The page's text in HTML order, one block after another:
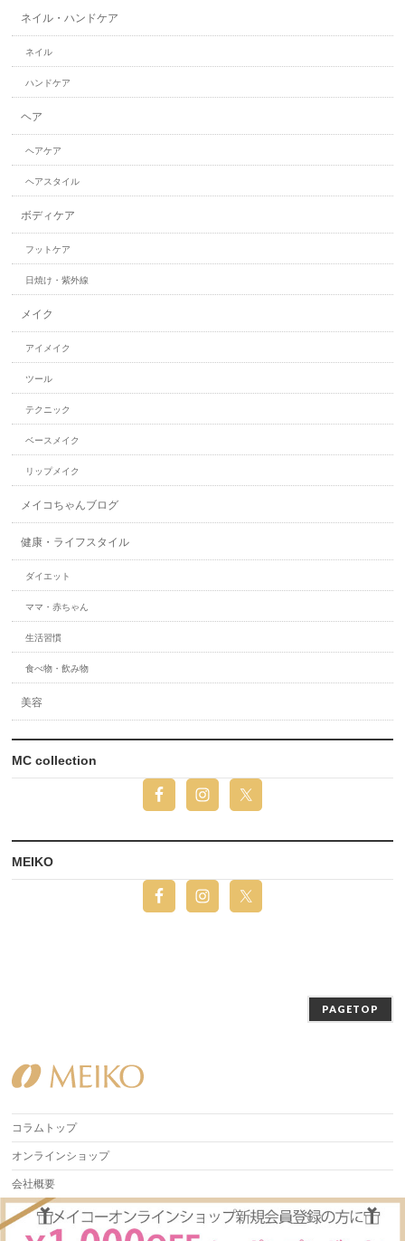
ネイル・ハンドケア
ネイル
ハンドケア
ヘア
ヘアケア
ヘアスタイル
ボディケア
フットケア
日焼け・紫外線
メイク
アイメイク
ツール
テクニック
ベースメイク
リップメイク
メイコちゃんブログ
健康・ライフスタイル
ダイエット
ママ・赤ちゃん
生活習慣
食べ物・飲み物
美容
MC collection
MEIKO
PAGETOP
コラムトップ
オンラインショップ
会社概要